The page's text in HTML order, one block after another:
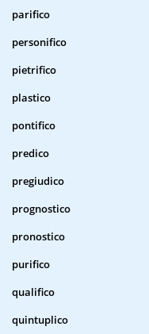
parifico
personifico
pietrifico
plastico
pontifico
predico
pregiudico
prognostico
pronostico
purifico
qualifico
quintuplico